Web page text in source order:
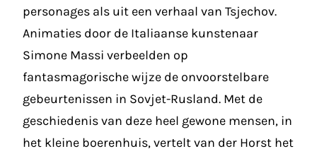
personages als uit een verhaal van Tsjechov.
Animaties door de Italiaanse kunstenaar
Simone Massi verbeelden op
fantasmagorische wijze de onvoorstelbare
gebeurtenissen in Sovjet-Rusland. Met de
geschiedenis van deze heel gewone mensen, in
het kleine boerenhuis, vertelt van der Horst het